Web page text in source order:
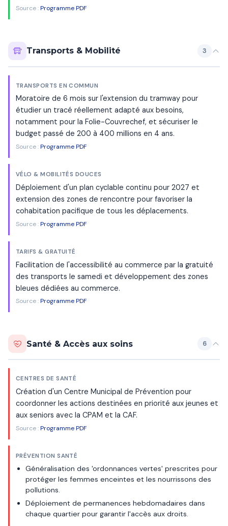
Source :Programme PDF
Transports & Mobilité 3
TRANSPORTS EN COMMUN
Moratoire de 6 mois sur l'extension du tramway pour
étudier un tracé réellement adapté aux besoins,
notamment pour la Folie-Couvrechef, et sécuriser le
budget passé de 200 à 400 millions en 4 ans.
Source :Programme PDF
VÉLO & MOBILITÉS DOUCES
Déploiement d'un plan cyclable continu pour 2027 et
extension des zones de rencontre pour favoriser la
cohabitation pacifique de tous les déplacements.
Source :Programme PDF
TARIFS & GRATUITÉ
Facilitation de l'accessibilité au commerce par la gratuité
des transports le samedi et développement des zones
bleues dédiées au commerce.
Source :Programme PDF
Santé & Accès aux soins 6
CENTRES DE SANTÉ
Création d'un Centre Municipal de Prévention pour
coordonner les actions destinées en priorité aux jeunes et
aux seniors avec la CPAM et la CAF.
Source :Programme PDF
PRÉVENTION SANTÉ
Généralisation des 'ordonnances vertes' prescrites pour
protéger les femmes enceintes et les nourrissons des
pollutions.
Déploiement de permanences hebdomadaires dans
chaque quartier pour garantir l'accès aux droits.